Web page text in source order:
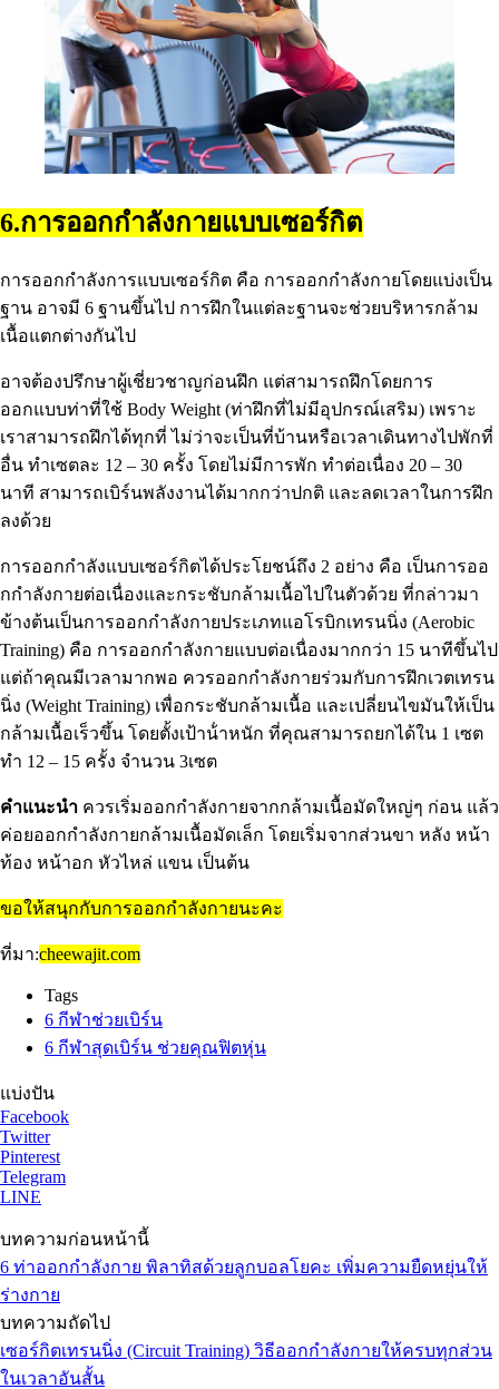
6.การออกกําลังกายแบบเซอร์กิต
การออกกำลังการแบบเซอร์กิต คือ การออกกําลังกายโดยแบ่งเป็น
ฐาน อาจมี 6 ฐานขึ้นไป การฝึกในแต่ละฐานจะช่วยบริหารกล้าม
เนื้อแตกต่างกันไป
อาจต้องปรึกษาผู้เชี่ยวชาญก่อนฝึก แต่สามารถฝึกโดยการ
ออกแบบท่าที่ใช้ Body Weight (ท่าฝึกที่ไม่มีอุปกรณ์เสริม) เพราะ
เราสามารถฝึกได้ทุกที่ ไม่ว่าจะเป็นที่บ้านหรือเวลาเดินทางไปพักที่
อื่น ทําเซตละ 12 – 30 ครั้ง โดยไม่มีการพัก ทําต่อเนื่อง 20 – 30
นาที สามารถเบิร์นพลังงานได้มากกว่าปกติ และลดเวลาในการฝึก
ลงด้วย
การออกกําลังแบบเซอร์กิตได้ประโยชน์ถึง 2 อย่าง คือ เป็นการออ
กกําลังกายต่อเนื่องและกระชับกล้ามเนื้อไปในตัวด้วย ที่กล่าวมา
ข้างต้นเป็นการออกกําลังกายประเภทแอโรบิกเทรนนิ่ง (Aerobic
Training) คือ การออกกําลังกายแบบต่อเนื่องมากกว่า 15 นาทีขึ้นไป
แต่ถ้าคุณมีเวลามากพอ ควรออกกําลังกายร่วมกับการฝึกเวตเทรน
นิ่ง (Weight Training) เพื่อกระชับกล้ามเนื้อ และเปลี่ยนไขมันให้เป็น
กล้ามเนื้อเร็วขึ้น โดยตั้งเป้าน้ําหนัก ที่คุณสามารถยกได้ใน 1 เซต
ทํา 12 – 15 ครั้ง จํานวน 3เซต
คําแนะนํา ควรเริ่มออกกําลังกายจากกล้ามเนื้อมัดใหญ่ๆ ก่อน แล้ว
ค่อยออกกําลังกายกล้ามเนื้อมัดเล็ก โดยเริ่มจากส่วนขา หลัง หน้า
ท้อง หน้าอก หัวไหล่ แขน เป็นต้น
ขอให้สนุกกับการออกกําลังกายนะคะ
ที่มา:cheewajit.com
Tags
6 กีฬาช่วยเบิร์น
6 กีฬาสุดเบิร์น ช่วยคุณฟิตหุ่น
แบ่งปัน
Facebook
Twitter
Pinterest
Telegram
LINE
บทความก่อนหน้านี้
6 ท่าออกกำลังกาย พิลาทิสด้วยลูกบอลโยคะ เพิ่มความยืดหยุ่นให้
ร่างกาย
บทความถัดไป
เซอร์กิตเทรนนิ่ง (Circuit Training) วิธีออกกำลังกายให้ครบทุกส่วน
ในเวลาอันสั้น